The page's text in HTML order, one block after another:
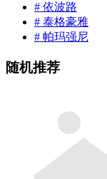
# 依波路
# 泰格豪雅
# 帕玛强尼
随机推荐